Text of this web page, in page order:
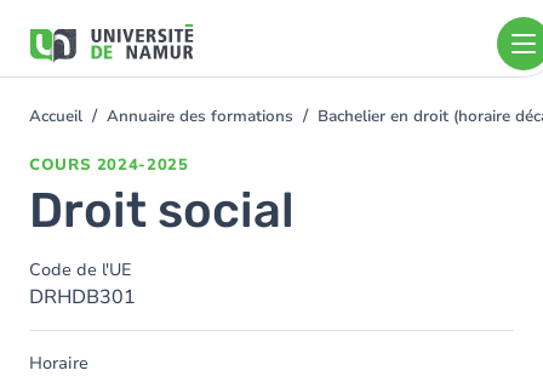
contenu
You
Accueil Annuaire des formations Bachelier en droit (horaire
COURS 2024-2025
Droit social
Code de l'UE
DRHDB301
Horaire